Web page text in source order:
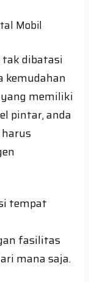
Mobil
tak dibatasi
kemudahan
memiliki
pintar, anda
tempat
fasilitas
mana saja.